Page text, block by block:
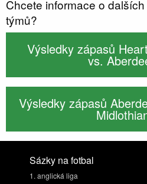
Chcete informace o
týmů?
Výsledky zápasů
vs.
Výsledky zápasů
Sázky na fotbal
1. anglická liga